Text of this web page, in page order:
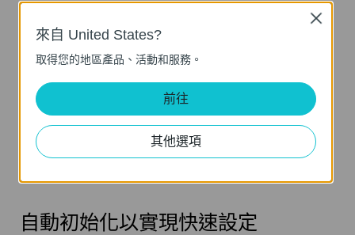
全面相容
(1 硬碟最高支
遠端監控
自動初始化以實現快速設定
來自 United States?
取得您的地區產品、活動和服務。
前往
其他選項
Close